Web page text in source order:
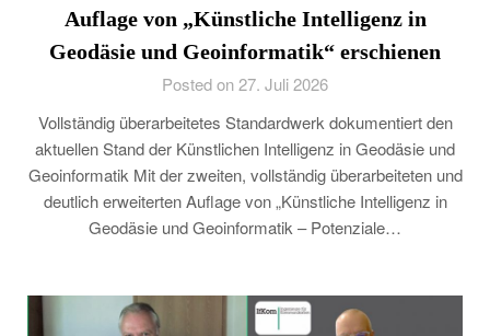
Auflage von „Künstliche Intelligenz in
Geodäsie und Geoinformatik“ erschienen
Posted on 27. Juli 2026
Vollständig überarbeitetes Standardwerk dokumentiert den
aktuellen Stand der Künstlichen Intelligenz in Geodäsie und
Geoinformatik Mit der zweiten, vollständig überarbeiteten und
deutlich erweiterten Auflage von „Künstliche Intelligenz in
Geodäsie und Geoinformatik – Potenziale…